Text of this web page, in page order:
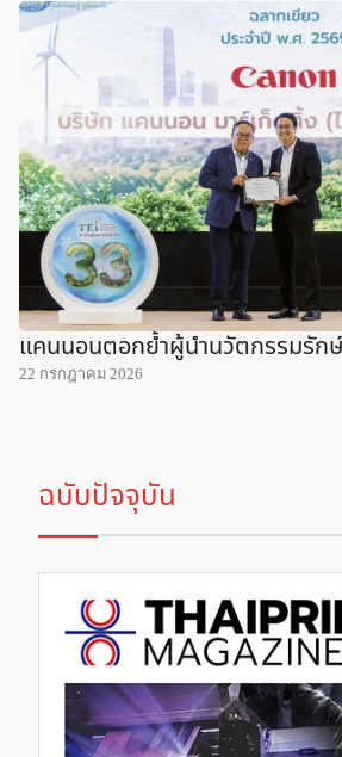
แคนนอนตอกย้ำผู้นำนวัตกรรมรัก
22 กรกฎาคม 2026
ฉบับปัจจุบัน